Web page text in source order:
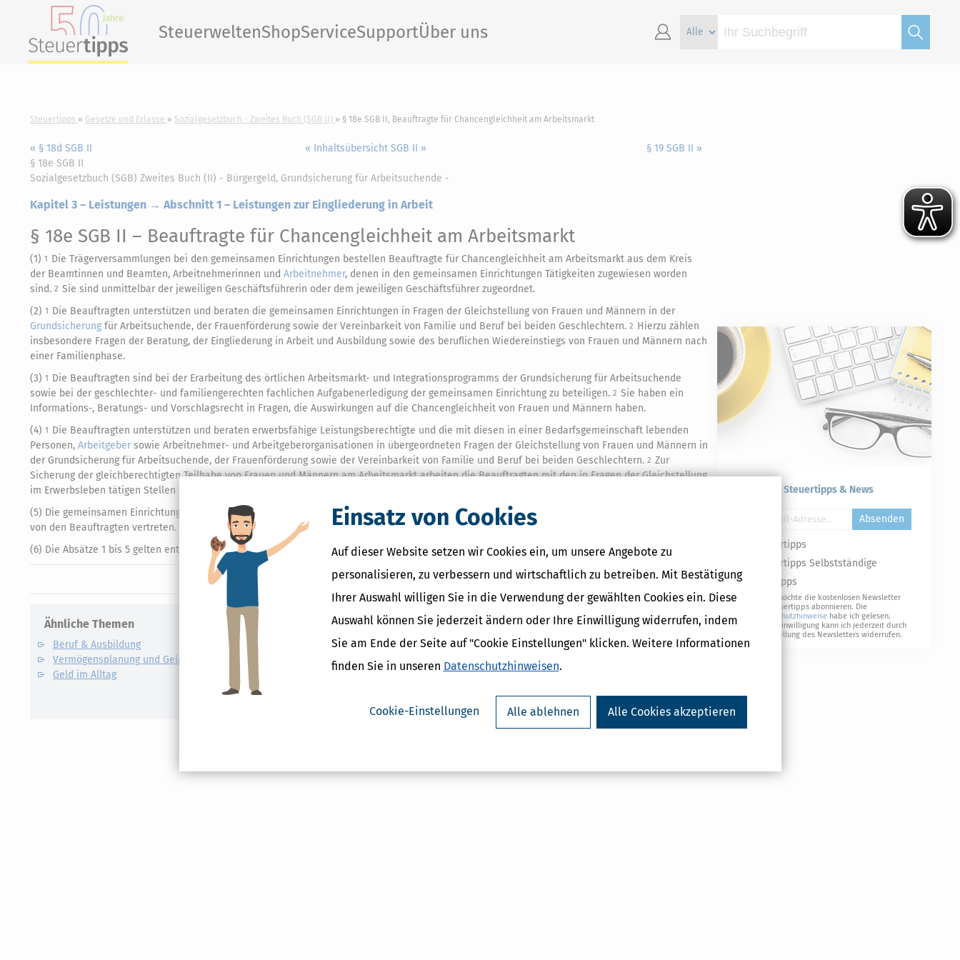
Einsatz von Cookies
Auf dieser Website setzen wir Cookies ein, um unsere Angebote zu
personalisieren, zu verbessern und wirtschaftlich zu betreiben. Mit Bestätigung
Ihrer Auswahl willigen Sie in die Verwendung der gewählten Cookies ein. Diese
Auswahl können Sie jederzeit ändern oder Ihre Einwilligung widerrufen, indem
Sie am Ende der Seite auf "Cookie Einstellungen" klicken. Weitere Informationen
finden Sie in unseren Datenschutzhinweisen.
Cookie-Einstellungen Alle ablehnen Alle Cookies akzeptieren
SteuerweltenShopServiceSupportÜber uns
Steuertipps Gesetze und Erlasse Sozialgesetzbuch - Zweites Buch (SGB II) § 18e SGB II, Beauftragte für Chancengleichheit am Arbeitsmarkt
« § 18d SGB II « Inhaltsübersicht SGB II »
§ 19 SGB II »
§ 18e SGB II
Sozialgesetzbuch (SGB) Zweites Buch (II) - Bürgergeld, Grundsicherung für Arbeitsuchende -
Kapitel 3 – Leistungen → Abschnitt 1 – Leistungen zur Eingliederung in Arbeit
§ 18e SGB II – Beauftragte für Chancengleichheit am Arbeitsmarkt
(1) 1 Die Trägerversammlungen bei den gemeinsamen Einrichtungen bestellen Beauftragte für Chancengleichheit am Arbeitsmarkt aus dem Kreis
der Beamtinnen und Beamten, Arbeitnehmerinnen und Arbeitnehmer, denen in den gemeinsamen Einrichtungen Tätigkeiten zugewiesen worden
sind. 2 Sie sind unmittelbar der jeweiligen Geschäftsführerin oder dem jeweiligen Geschäftsführer zugeordnet.
(2) 1 Die Beauftragten unterstützen und beraten die gemeinsamen Einrichtungen in Fragen der Gleichstellung von Frauen und Männern in der
Grundsicherung für Arbeitsuchende, der Frauenförderung sowie der Vereinbarkeit von Familie und Beruf bei beiden Geschlechtern. 2 Hierzu zählen
insbesondere Fragen der Beratung, der Eingliederung in Arbeit und Ausbildung sowie des beruflichen Wiedereinstiegs von Frauen und Männern nach
einer Familienphase.
(3) 1 Die Beauftragten sind bei der Erarbeitung des örtlichen Arbeitsmarkt- und Integrationsprogramms der Grundsicherung für Arbeitsuchende
sowie bei der geschlechter- und familiengerechten fachlichen Aufgabenerledigung der gemeinsamen Einrichtung zu beteiligen. 2 Sie haben ein
Informations-, Beratungs- und Vorschlagsrecht in Fragen, die Auswirkungen auf die Chancengleichheit von Frauen und Männern haben.
(4) 1 Die Beauftragten unterstützen und beraten erwerbsfähige Leistungsberechtigte und die mit diesen in einer Bedarfsgemeinschaft lebenden
Personen, Arbeitgeber sowie Arbeitnehmer- und Arbeitgeberorganisationen in übergeordneten Fragen der Gleichstellung von Frauen und Männern in
der Grundsicherung für Arbeitsuchende, der Frauenförderung sowie der Vereinbarkeit von Familie und Beruf bei beiden Geschlechtern. 2 Zur
Sicherung der gleichberechtigten Teilhabe von Frauen und Männern am Arbeitsmarkt arbeiten die Beauftragten mit den in Fragen der Gleichstellung
im Erwerbsleben tätigen Stellen im Zuständigkeitsbereich der gemeinsamen Einrichtung zusammen.
(5) Die gemeinsamen Einrichtungen werden in den Sitzungen kommunaler Gremien zu Themen, die den Aufgabenbereich der Beauftragten betreffen,
von den Beauftragten vertreten.
(6) Die Absätze 1 bis 5 gelten entsprechend für die zugelassenen kommunalen Träger.
Ähnliche Themen
Beruf & Ausbildung
Vermögensplanung und Geldanlage
Geld im Alltag
Verwandte Lexikon-Begriffe
Kostenlose Steuertipps & News
Absenden
Steuertipps
Steuertipps Selbstständige
Geldtipps
Ja, ich möchte die kostenlosen Newsletter
von Steuertipps abonnieren. Die
Datenschutzhinweise habe ich gelesen.
Meine Einwilligung kann ich jederzeit durch
Abbestellung des Newsletters widerrufen.